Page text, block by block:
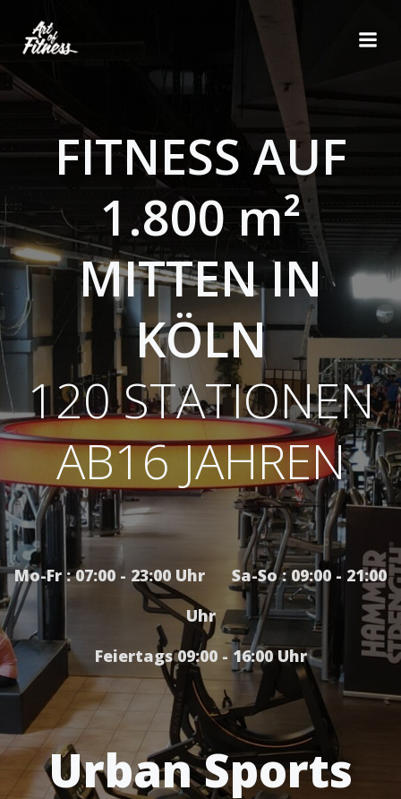
FITNESS AUF
1.800 m²
MITTEN IN
KÖLN
120 STATIONEN
AB16 JAHREN
Mo-Fr : 07:00 - 23:00 Uhr Sa-So : 09:00 - 21:00
Uhr
Feiertags 09:00 - 16:00 Uhr
Urban Sports